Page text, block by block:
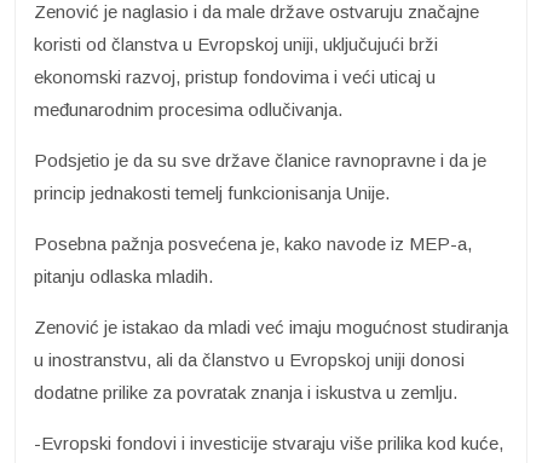
Zenović je naglasio i da male države ostvaruju značajne
koristi od članstva u Evropskoj uniji, uključujući brži
ekonomski razvoj, pristup fondovima i veći uticaj u
međunarodnim procesima odlučivanja.
Podsjetio je da su sve države članice ravnopravne i da je
princip jednakosti temelj funkcionisanja Unije.
Posebna pažnja posvećena je, kako navode iz MEP-a,
pitanju odlaska mladih.
Zenović je istakao da mladi već imaju mogućnost studiranja
u inostranstvu, ali da članstvo u Evropskoj uniji donosi
dodatne prilike za povratak znanja i iskustva u zemlju.
-Evropski fondovi i investicije stvaraju više prilika kod kuće,